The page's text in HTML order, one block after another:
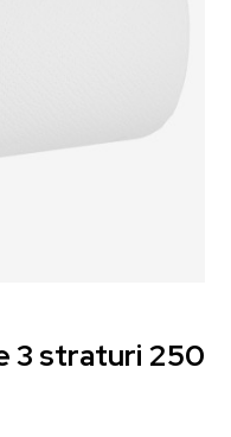
3 straturi 250